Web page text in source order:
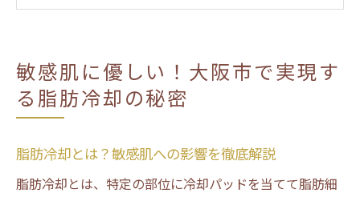
脂肪冷却の効果を最大化するための生活習
慣
挑戦
大阪市で信頼される脂肪冷却施術の特徴
敏感肌に優しい！大阪市で実現す
る脂肪冷却の秘密
脂肪冷却とは？敏感肌への影響を徹底解説
脂肪冷却とは、特定の部位に冷却パッドを当てて脂肪細